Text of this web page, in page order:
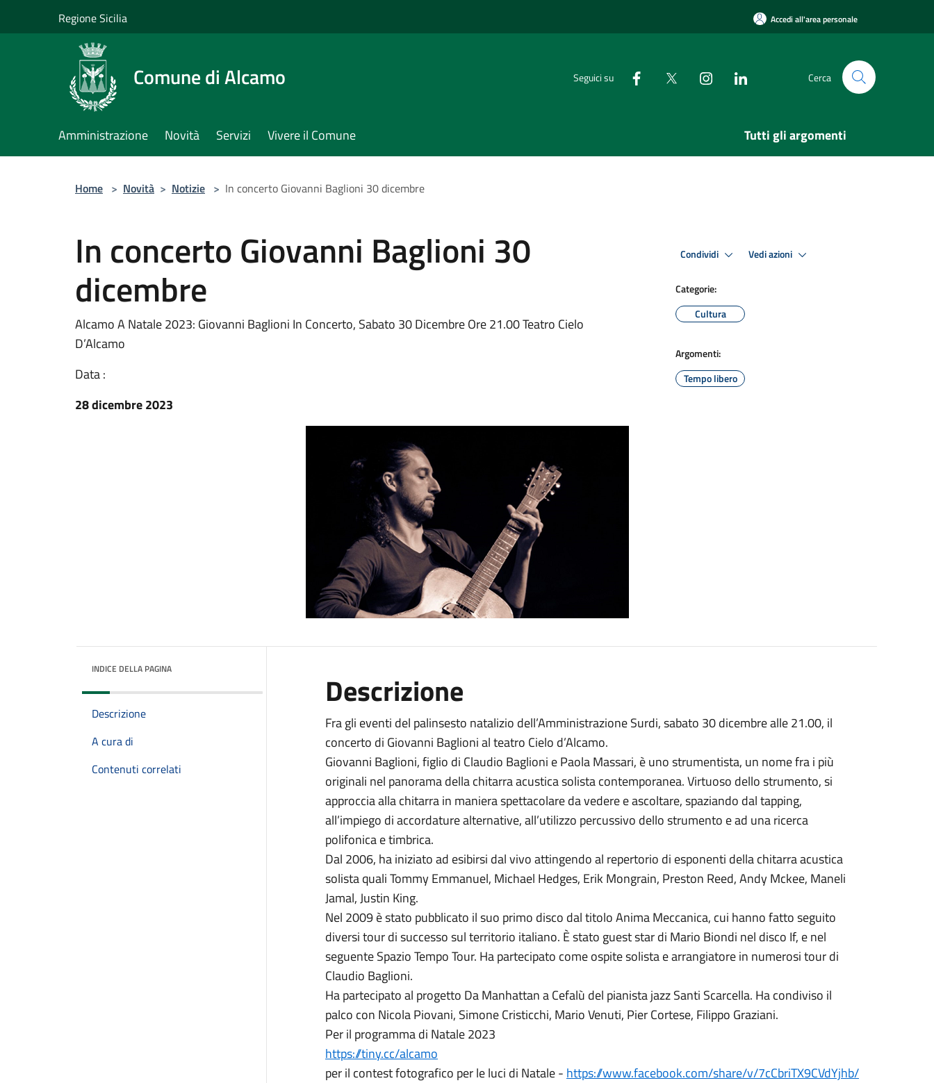
Regione Sicilia Accedi all'area personale
Comune di Alcamo Seguici su Cerca
Amministrazione Novità Servizi Vivere il Comune Tutti gli argomenti
Home > Novità > Notizie > In concerto Giovanni Baglioni 30 dicembre
In concerto Giovanni Baglioni 30
dicembre
Alcamo A Natale 2023: Giovanni Baglioni In Concerto, Sabato 30 Dicembre Ore 21.00 Teatro Cielo
D’Alcamo
Data :
28 dicembre 2023
Condividi Vedi azioni
Categorie:
Cultura
Argomenti:
Tempo libero
INDICE DELLA PAGINA
Descrizione
A cura di
Contenuti correlati
Descrizione
Fra gli eventi del palinsesto natalizio dell’Amministrazione Surdi, sabato 30 dicembre alle 21.00, il
concerto di Giovanni Baglioni al teatro Cielo d’Alcamo.
Giovanni Baglioni, figlio di Claudio Baglioni e Paola Massari, è uno strumentista, un nome fra i più
originali nel panorama della chitarra acustica solista contemporanea. Virtuoso dello strumento, si
approccia alla chitarra in maniera spettacolare da vedere e ascoltare, spaziando dal tapping,
all’impiego di accordature alternative, all’utilizzo percussivo dello strumento e ad una ricerca
polifonica e timbrica.
Dal 2006, ha iniziato ad esibirsi dal vivo attingendo al repertorio di esponenti della chitarra acustica
solista quali Tommy Emmanuel, Michael Hedges, Erik Mongrain, Preston Reed, Andy Mckee, Maneli
Jamal, Justin King.
Nel 2009 è stato pubblicato il suo primo disco dal titolo Anima Meccanica, cui hanno fatto seguito
diversi tour di successo sul territorio italiano. È stato guest star di Mario Biondi nel disco If, e nel
seguente Spazio Tempo Tour. Ha partecipato come ospite solista e arrangiatore in numerosi tour di
Claudio Baglioni.
Ha partecipato al progetto Da Manhattan a Cefalù del pianista jazz Santi Scarcella. Ha condiviso il
palco con Nicola Piovani, Simone Cristicchi, Mario Venuti, Pier Cortese, Filippo Graziani.
Per il programma di Natale 2023
https://tiny.cc/alcamo
per il contest fotografico per le luci di Natale - https://www.facebook.com/share/v/7cCbriTX9CVdYjhb/